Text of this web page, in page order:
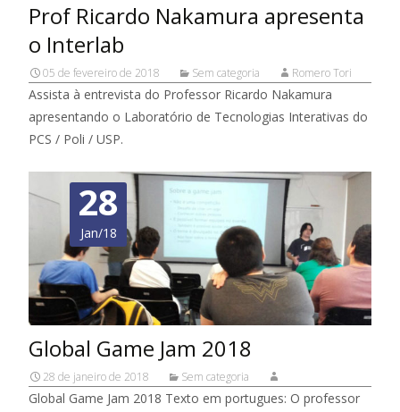
Prof Ricardo Nakamura apresenta
o Interlab
05 de fevereiro de 2018 Sem categoria Romero Tori
Assista à entrevista do Professor Ricardo Nakamura
apresentando o Laboratório de Tecnologias Interativas do
PCS / Poli / USP.
28
Jan/18
Global Game Jam 2018
28 de janeiro de 2018 Sem categoria
Global Game Jam 2018 Texto em portugues: O professor